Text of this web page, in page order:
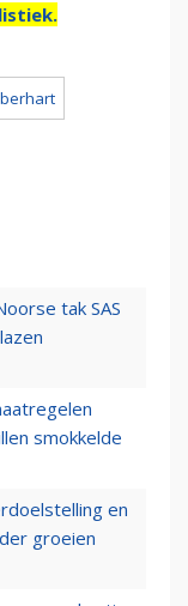
tak SAS
smokkelde
en
groeien